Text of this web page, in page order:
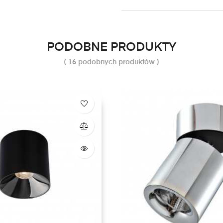
PODOBNE PRODUKTY
( 16 podobnych produktów )